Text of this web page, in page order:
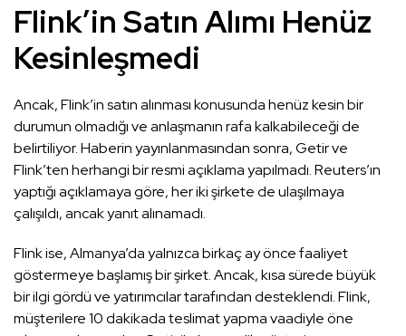
Flink’in Satın Alımı Henüz
Kesinleşmedi
Ancak, Flink’in satın alınması konusunda henüz kesin bir
durumun olmadığı ve anlaşmanın rafa kalkabileceği de
belirtiliyor. Haberin yayınlanmasından sonra, Getir ve
Flink’ten herhangi bir resmi açıklama yapılmadı. Reuters’ın
yaptığı açıklamaya göre, her iki şirkete de ulaşılmaya
çalışıldı, ancak yanıt alınamadı.
Flink ise, Almanya’da yalnızca birkaç ay önce faaliyet
göstermeye başlamış bir şirket. Ancak, kısa sürede büyük
bir ilgi gördü ve yatırımcılar tarafından desteklendi. Flink,
müşterilere 10 dakikada teslimat yapma vaadiyle öne